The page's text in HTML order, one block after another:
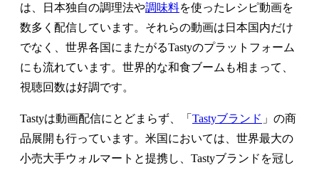
は、日本独自の調理法や調味料を使ったレシピ動画を
数多く配信しています。それらの動画は日本国内だけ
でなく、世界各国にまたがるTastyのプラットフォーム
にも流れています。世界的な和食ブームも相まって、
視聴回数は好調です。
Tastyは動画配信にとどまらず、「 Tastyブランド 」の商
品展開も行っています。米国においては、世界最大の
小売大手ウォルマートと提携し、Tastyブランドを冠し